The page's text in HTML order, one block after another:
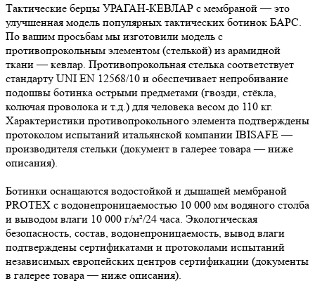
Тактические берцы УРАГАН-КЕВЛАР с мембраной — это
улучшенная модель популярных тактических ботинок БАРС.
По вашим просьбам мы изготовили модель с
противопрокольным элементом (стелькой) из арамидной
ткани — кевлар. Противопрокольная стелька соответствует
стандарту UNI EN 12568/10 и обеспечивает непробивание
подошвы ботинка острыми предметами (гвозди, стёкла,
колючая проволока и т.д.) для человека весом до 110 кг.
Характеристики противопрокольного элемента подтверждены
протоколом испытаний итальянской компании IBISAFE —
производителя стельки (документ в галерее товара — ниже
описания).
Ботинки оснащаются водостойкой и дышащей мембраной
PROTEX с водонепроницаемостью 10 000 мм водяного столба
и выводом влаги 10 000 г/м²/24 часа. Экологическая
безопасность, состав, водонепроницаемость, вывод влаги
подтверждены сертификатами и протоколами испытаний
независимых европейских центров сертификации (документы
в галерее товара — ниже описания).